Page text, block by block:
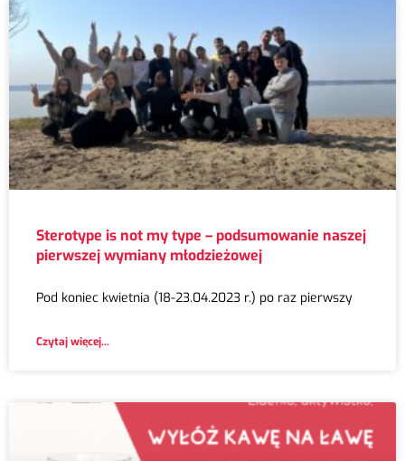
Sterotype is not my type – podsumowanie naszej
pierwszej wymiany młodzieżowej
Pod koniec kwietnia (18-23.04.2023 r.) po raz pierwszy
Czytaj więcej...